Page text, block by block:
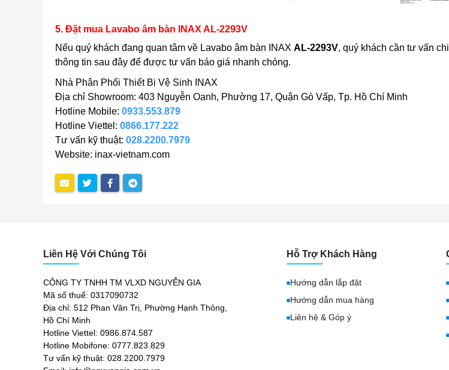
5. Đặt mua Lavabo âm bàn INAX AL-2293V
Nếu quý khách đang quan tâm về Lavabo âm bàn INAX AL-2293V, quý khách cần tư vấn
thông tin sau đây để được tư vấn báo giá nhanh chóng.
Nhà Phân Phối Thiết Bị Vệ Sinh INAX
Địa chỉ Showroom: 403 Nguyễn Oanh, Phường 17, Quận Gò Vấp, Tp. Hồ Chí Minh
Hotline Mobile: 0933.553.879
Hotline Viettel: 0866.177.222
Tư vấn kỹ thuật: 028.2200.7979
Website: inax-vietnam.com
Liên Hệ Với Chúng Tôi
CÔNG TY TNHH TM VLXD NGUYỄN GIA
Mã số thuế: 0317090732
Địa chỉ: 512 Phan Văn Trị, Phường Hạnh Thông,
Hồ Chí Minh
Hotline Viettel: 0986.874.587
Hotline Mobifone: 0777.823.829
Tư vấn kỹ thuật: 028.2200.7979
Hỗ Trợ Khách Hàng
Hướng dẫn lắp đặt
Hướng dẫn mua hàng
Liên hệ & Góp ý